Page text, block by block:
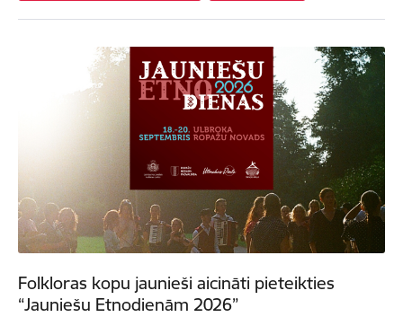
Folkloras kopu jaunieši aicināti pieteikties
“Jauniešu Etnodienām 2026”